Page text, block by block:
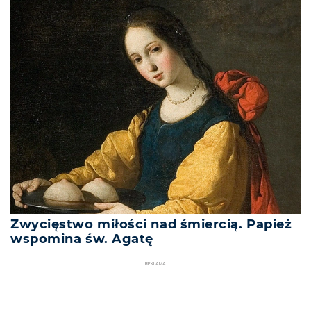
Zwycięstwo miłości nad śmiercią. Papież
wspomina św. Agatę
REKLAMA